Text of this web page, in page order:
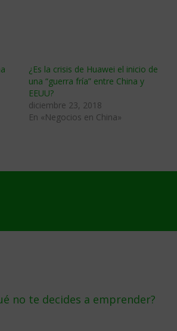
¿Es la crisis de Huawei el inicio de
una “guerra fría” entre China y
EEUU?
diciembre 23, 2018
En «Negocios en China»
no te decides a emprender?